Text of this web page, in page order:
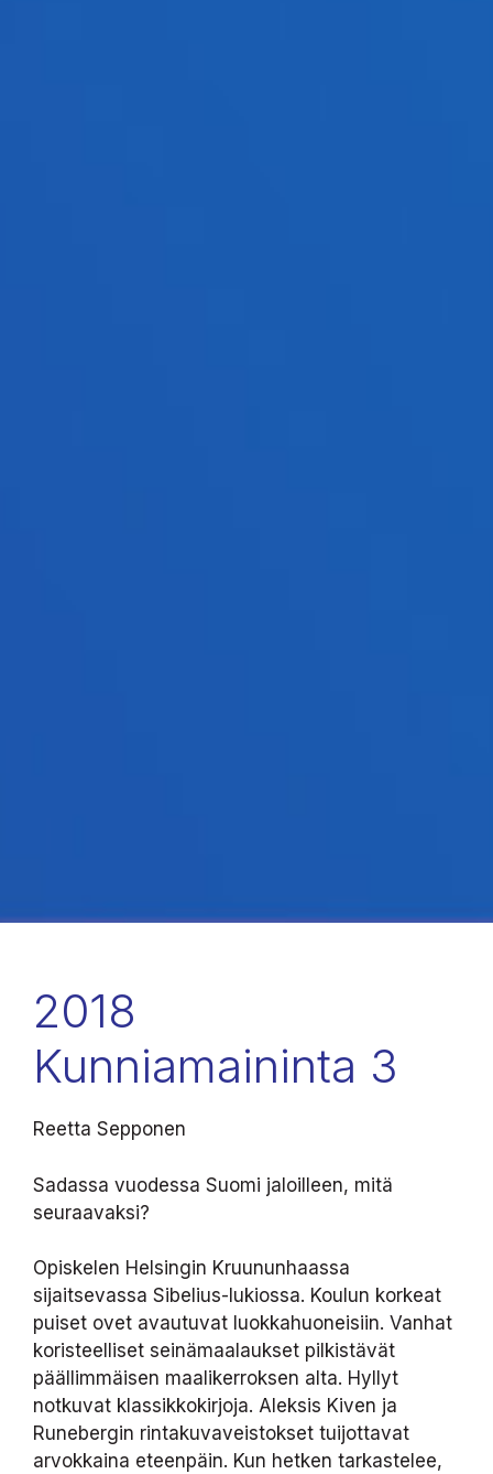
2018
Kunniamaininta 3
Reetta Sepponen
Sadassa vuodessa Suomi jaloilleen, mitä
seuraavaksi?
Opiskelen Helsingin Kruununhaassa
sijaitsevassa Sibelius-lukiossa. Koulun korkeat
puiset ovet avautuvat luokkahuoneisiin. Vanhat
koristeelliset seinämaalaukset pilkistävät
päällimmäisen maalikerroksen alta. Hyllyt
notkuvat klassikkokirjoja. Aleksis Kiven ja
Runebergin rintakuvaveistokset tuijottavat
arvokkaina eteenpäin. Kun hetken tarkastelee,